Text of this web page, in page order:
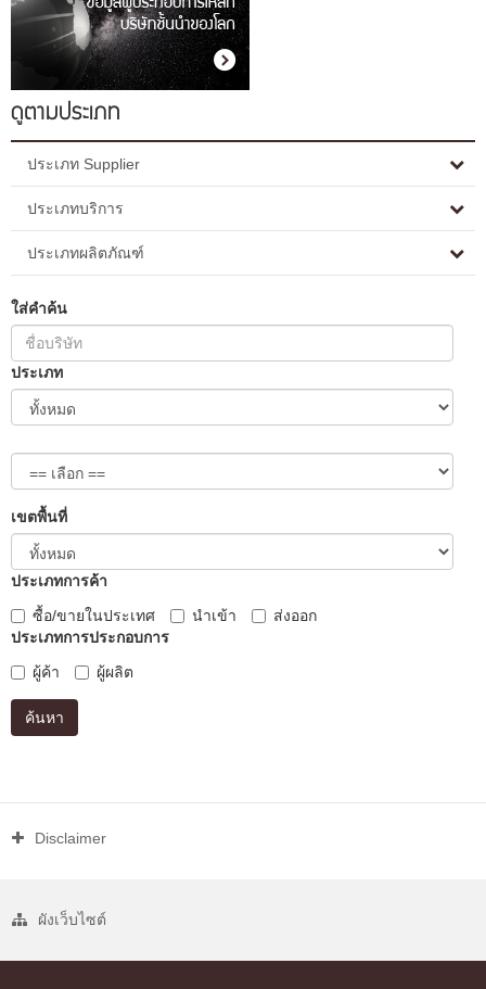
ดูตามประเภท
ประเภท Supplier
ประเภทบริการ
ประเภทผลิตภัณฑ์
ใส่คำค้น
ประเภท
เขตพื้นที่
ประเภทการค้า
ซื้อ/ขายในประเทศ
นำเข้า
ส่งออก
ประเภทการประกอบการ
ผู้ค้า
ผู้ผลิต
ค้นหา
Disclaimer
ผังเว็บไซต์